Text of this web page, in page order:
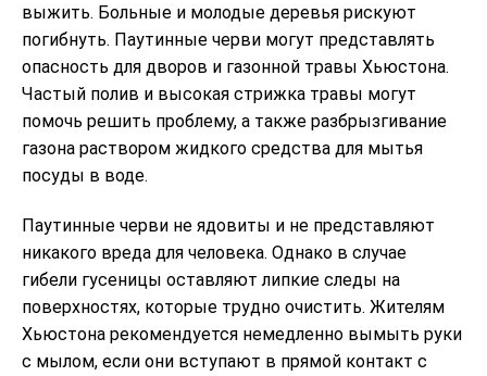
выжить. Больные и молодые деревья рискуют
погибнуть. Паутинные черви могут представлять
опасность для дворов и газонной травы Хьюстона.
Частый полив и высокая стрижка травы могут
помочь решить проблему, а также разбрызгивание
газона раствором жидкого средства для мытья
посуды в воде.
Паутинные черви не ядовиты и не представляют
никакого вреда для человека. Однако в случае
гибели гусеницы оставляют липкие следы на
поверхностях, которые трудно очистить. Жителям
Хьюстона рекомендуется немедленно вымыть руки
с мылом, если они вступают в прямой контакт с